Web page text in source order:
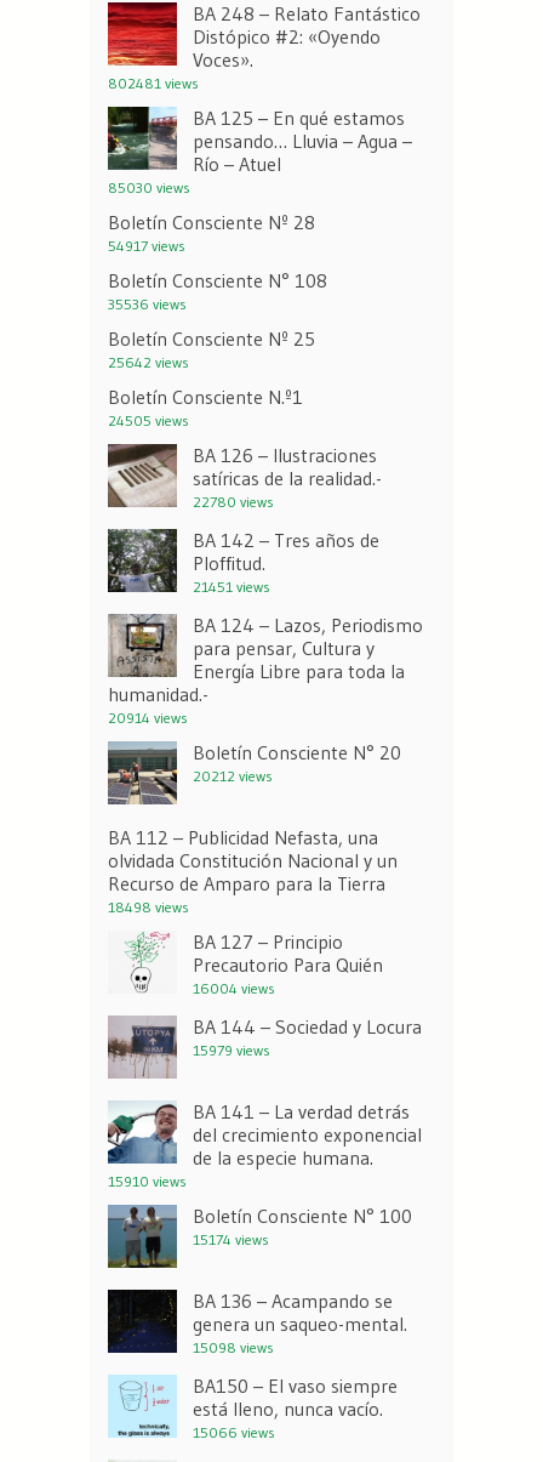
BA 248 – Relato Fantástico
Distópico #2: «Oyendo
Voces».
802481 views
BA 125 – En qué estamos
pensando… Lluvia – Agua –
Río – Atuel
85030 views
Boletín Consciente Nº 28
54917 views
Boletín Consciente N° 108
35536 views
Boletín Consciente Nº 25
25642 views
Boletín Consciente N.º1
24505 views
BA 126 – Ilustraciones
satíricas de la realidad.-
22780 views
BA 142 – Tres años de
Ploffitud.
21451 views
BA 124 – Lazos, Periodismo
para pensar, Cultura y
Energía Libre para toda la
humanidad.-
20914 views
Boletín Consciente N° 20
20212 views
BA 112 – Publicidad Nefasta, una
olvidada Constitución Nacional y un
Recurso de Amparo para la Tierra
18498 views
BA 127 – Principio
Precautorio Para Quién
16004 views
BA 144 – Sociedad y Locura
15979 views
BA 141 – La verdad detrás
del crecimiento exponencial
de la especie humana.
15910 views
Boletín Consciente N° 100
15174 views
BA 136 – Acampando se
genera un saqueo-mental.
15098 views
BA150 – El vaso siempre
está lleno, nunca vacío.
15066 views